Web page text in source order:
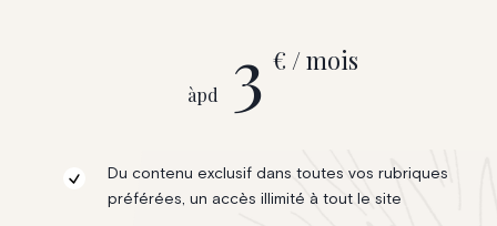
àpd 3 € / mois
Du contenu exclusif dans toutes vos rubriques
préférées, un accès illimité à tout le site